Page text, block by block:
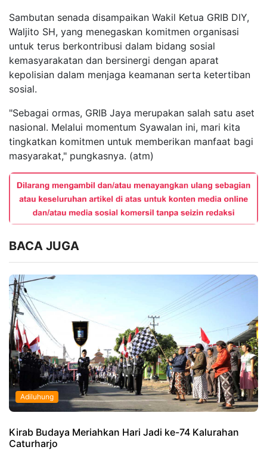
Sambutan senada disampaikan Wakil Ketua GRIB DIY,
Waljito SH, yang menegaskan komitmen organisasi
untuk terus berkontribusi dalam bidang sosial
kemasyarakatan dan bersinergi dengan aparat
kepolisian dalam menjaga keamanan serta ketertiban
sosial.
"Sebagai ormas, GRIB Jaya merupakan salah satu aset
nasional. Melalui momentum Syawalan ini, mari kita
tingkatkan komitmen untuk memberikan manfaat bagi
masyarakat," pungkasnya. (atm)
BACA JUGA
Adiluhung
Kirab Budaya Meriahkan Hari Jadi ke-74 Kalurahan
Caturharjo